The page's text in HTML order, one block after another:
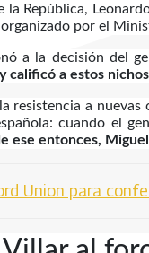
República,
organizado por el
a la decisión del
calificó a estos
resistencia a
cuando el
ese entonces,
Union para